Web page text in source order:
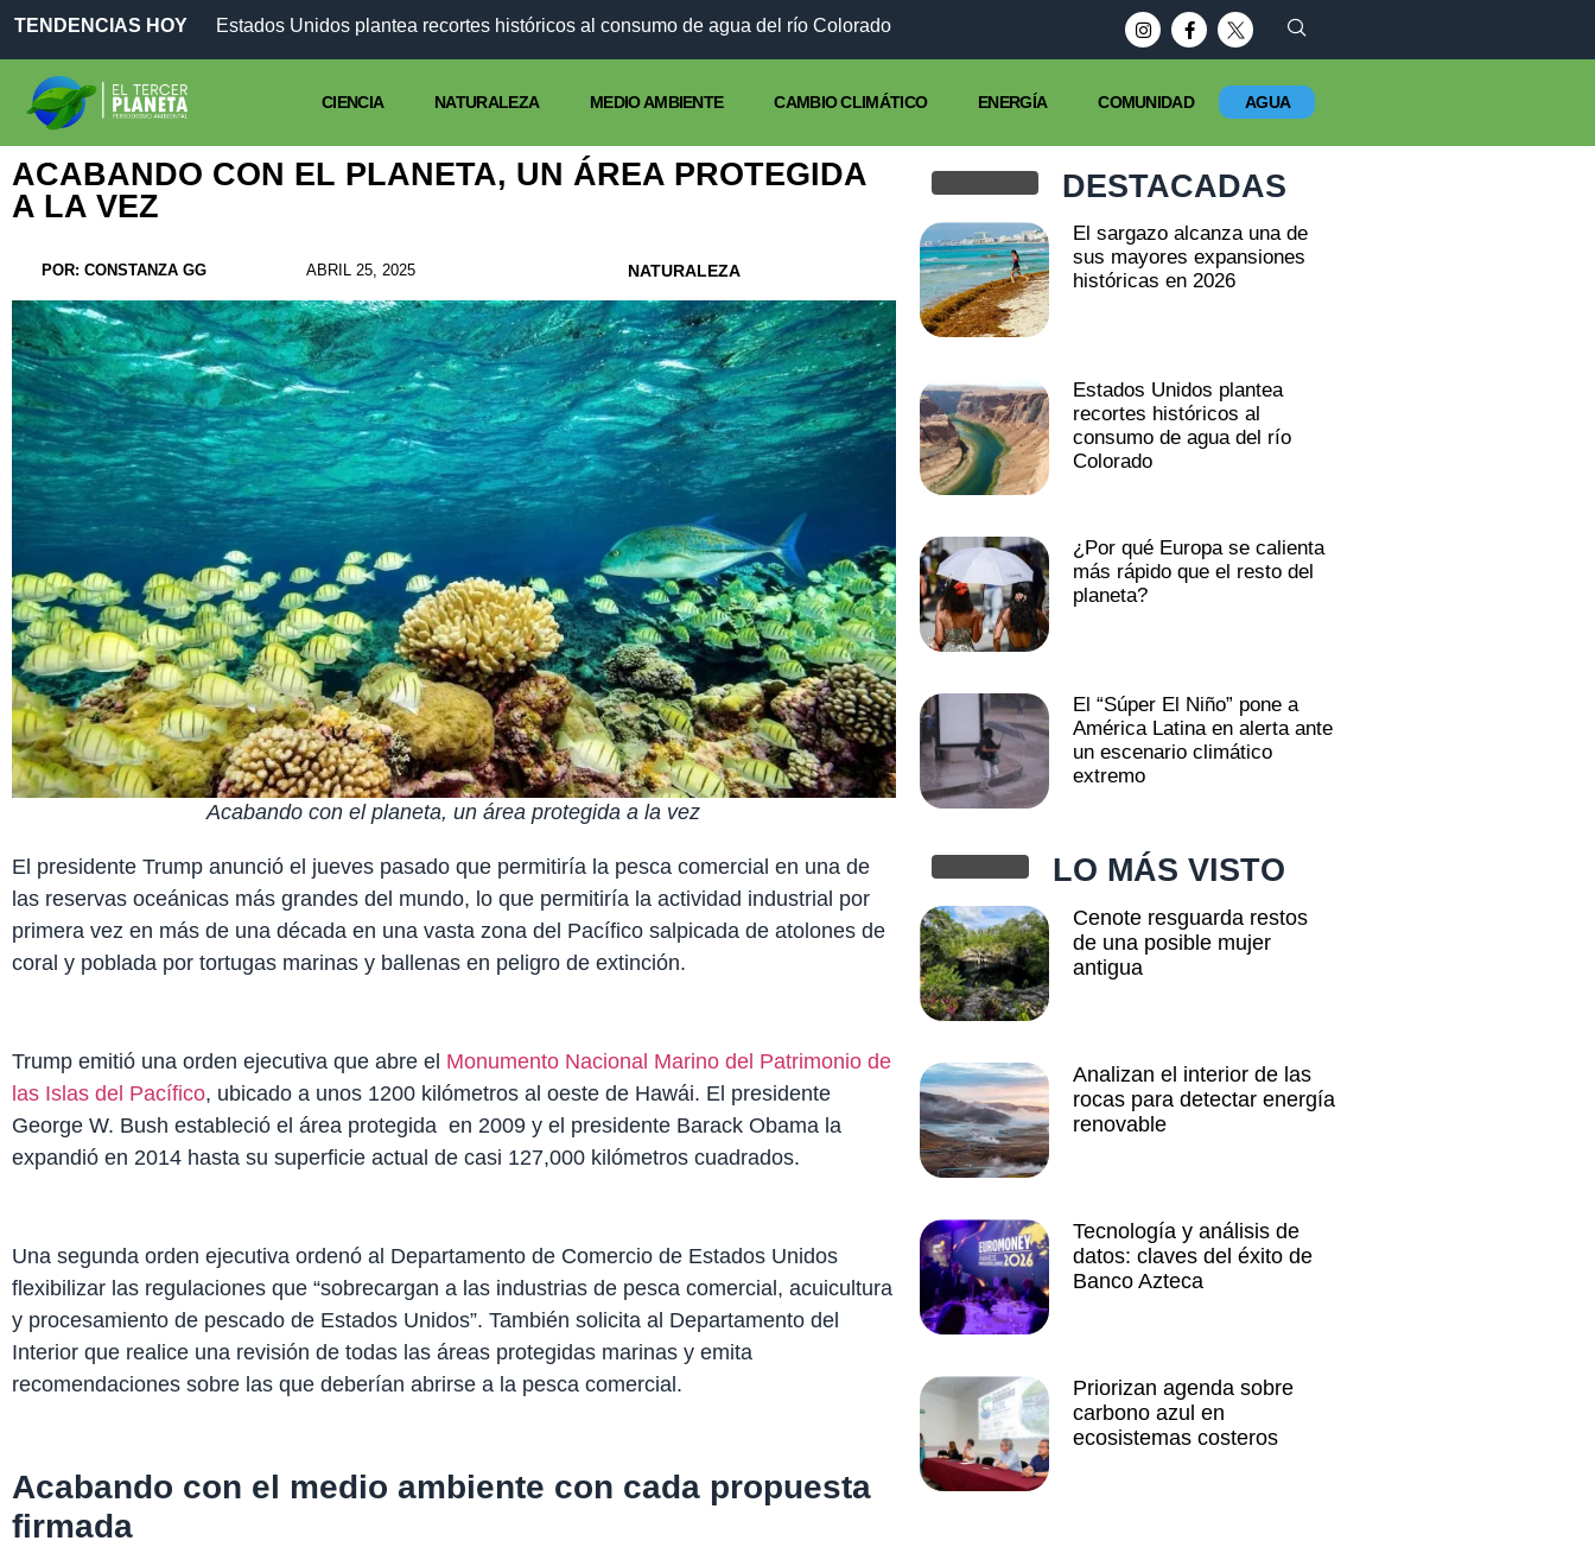
TENDENCIAS HOY ¿Por qué Europa se calienta más rápido que el resto del planeta?
CIENCIA NATURALEZA MEDIO AMBIENTE CAMBIO CLIMÁTICO ENERGÍA COMUNIDAD AGUA
ACABANDO CON EL PLANETA, UN ÁREA PROTEGIDA
A LA VEZ
POR: CONSTANZA GG ABRIL 25, 2025 NATURALEZA
Acabando con el planeta, un área protegida a la vez
El presidente Trump anunció el jueves pasado que permitiría la pesca comercial en una de
las reservas oceánicas más grandes del mundo, lo que permitiría la actividad industrial por
primera vez en más de una década en una vasta zona del Pacífico salpicada de atolones de
coral y poblada por tortugas marinas y ballenas en peligro de extinción.
Trump emitió una orden ejecutiva que abre el Monumento Nacional Marino del Patrimonio de
las Islas del Pacífico, ubicado a unos 1200 kilómetros al oeste de Hawái. El presidente
George W. Bush estableció el área protegida en 2009 y el presidente Barack Obama la
expandió en 2014 hasta su superficie actual de casi 127,000 kilómetros cuadrados.
Una segunda orden ejecutiva ordenó al Departamento de Comercio de Estados Unidos
flexibilizar las regulaciones que “sobrecargan a las industrias de pesca comercial, acuicultura
y procesamiento de pescado de Estados Unidos”. También solicita al Departamento del
Interior que realice una revisión de todas las áreas protegidas marinas y emita
recomendaciones sobre las que deberían abrirse a la pesca comercial.
Acabando con el medio ambiente con cada propuesta
firmada
DESTACADAS
El sargazo alcanza una de
sus mayores expansiones
históricas en 2026
Estados Unidos plantea
recortes históricos al
consumo de agua del río
Colorado
¿Por qué Europa se calienta
más rápido que el resto del
planeta?
El “Súper El Niño” pone a
América Latina en alerta ante
un escenario climático
extremo
LO MÁS VISTO
Cenote resguarda restos
de una posible mujer
antigua
Analizan el interior de las
rocas para detectar energía
renovable
Tecnología y análisis de
datos: claves del éxito de
Banco Azteca
Priorizan agenda sobre
carbono azul en
ecosistemas costeros